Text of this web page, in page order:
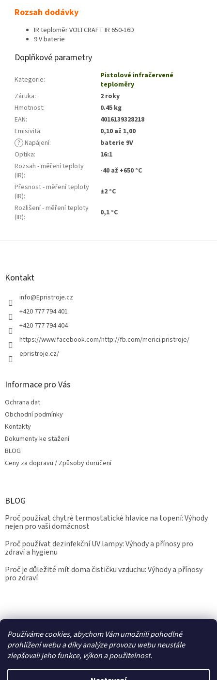
Používáme cookies, abychom Vám umožnili pohodlné
prohlížení webu a díky analýze provozu webu neustále
zlepšovali jeho funkce, výkon a použitelnost.
Rozsah dodávky
IR teploměr VOLTCRAFT IR 650-16D
9 V baterie
Doplňkové parametry
Kategorie:
Pistolové infračervené
teploměry
Záruka:
2 roky
Hmotnost:
0.45 kg
EAN:
4016139328218
Emisivita:
0,10 až 1,00
? Napájení:
baterie 9V
Optika:
16:1
Rozsah - měření teploty
(IR):
-40 až +650 °C
Přesnost - měření teploty
(IR):
±2 °C
Rozlišení - měření teploty
(IR): 0,1 °C
Z
Kontakt
info@Epristroje.cz
+420 777 794 401
+420 777 794 404
https://www.facebook.com/http://fb.com/merici.pristroje/
epristroje.cz/
Informace pro Vás
Ochrana dat
Obchodní podmínky
Kontakty
Dokumenty ke stažení
BLOG
Ceny za dopravu / Způsoby doručení
BLOG
Proč používat chytré termostatické hlavice na topení: Výhody
nejen pro vaši domácnost
Proč používat dezinfekční UV lampy: Výhody a přínosy pro
zdraví a hygienu
Proč je důležité mít doma čističku vzduchu: Výhody a přínosy
pro zdraví
Vytvořil Shoptet